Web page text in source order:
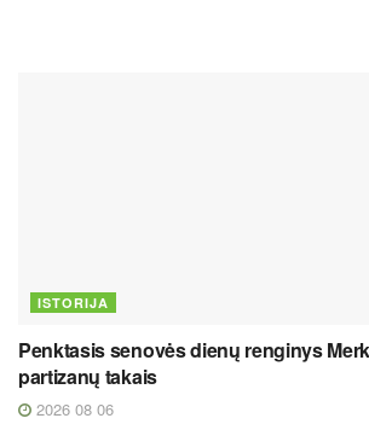
ISTORIJA
Penktasis senovės dienų renginys
partizanų takais
2026 08 06